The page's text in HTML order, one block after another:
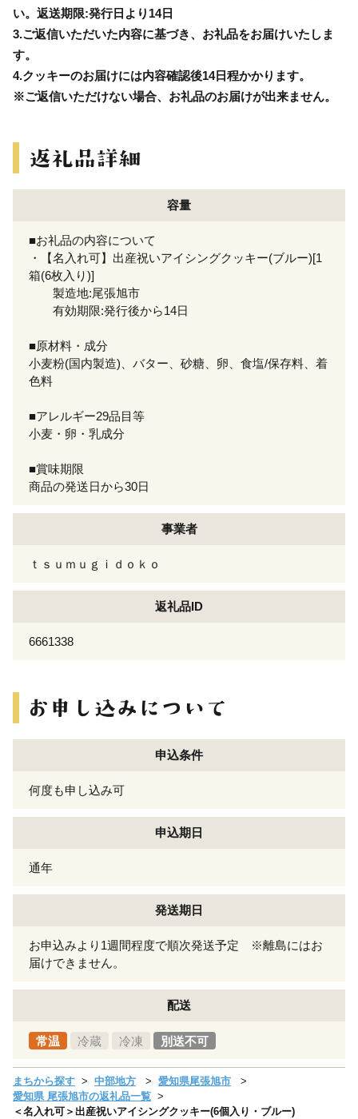
い。返送期限:発行日より14日
3.ご返信いただいた内容に基づき、お礼品をお届けいたしま
す。
4.クッキーのお届けには内容確認後14日程かかります。
※ご返信いただけない場合、お礼品のお届けが出来ません。
容量
■お礼品の内容について
・【名入れ可】出産祝いアイシングクッキー(ブルー)[1
箱(6枚入り)]
製造地:尾張旭市
有効期限:発行後から14日
■原材料・成分
小麦粉(国内製造)、バター、砂糖、卵、食塩/保存料、着
色料
■アレルギー29品目等
小麦・卵・乳成分
■賞味期限
商品の発送日から30日
事業者
ｔｓｕｍｕｇｉｄｏｋｏ
返礼品ID
6661338
申込条件
何度も申し込み可
申込期日
通年
発送期日
お申込みより1週間程度で順次発送予定 ※離島にはお
届けできません。
配送
常温 冷蔵 冷凍 別送不可
まちから探す 中部地方
愛知県尾張旭市
愛知県 尾張旭市の返礼品一覧
＜名入れ可＞出産祝いアイシングクッキー(6個入り・ブルー)